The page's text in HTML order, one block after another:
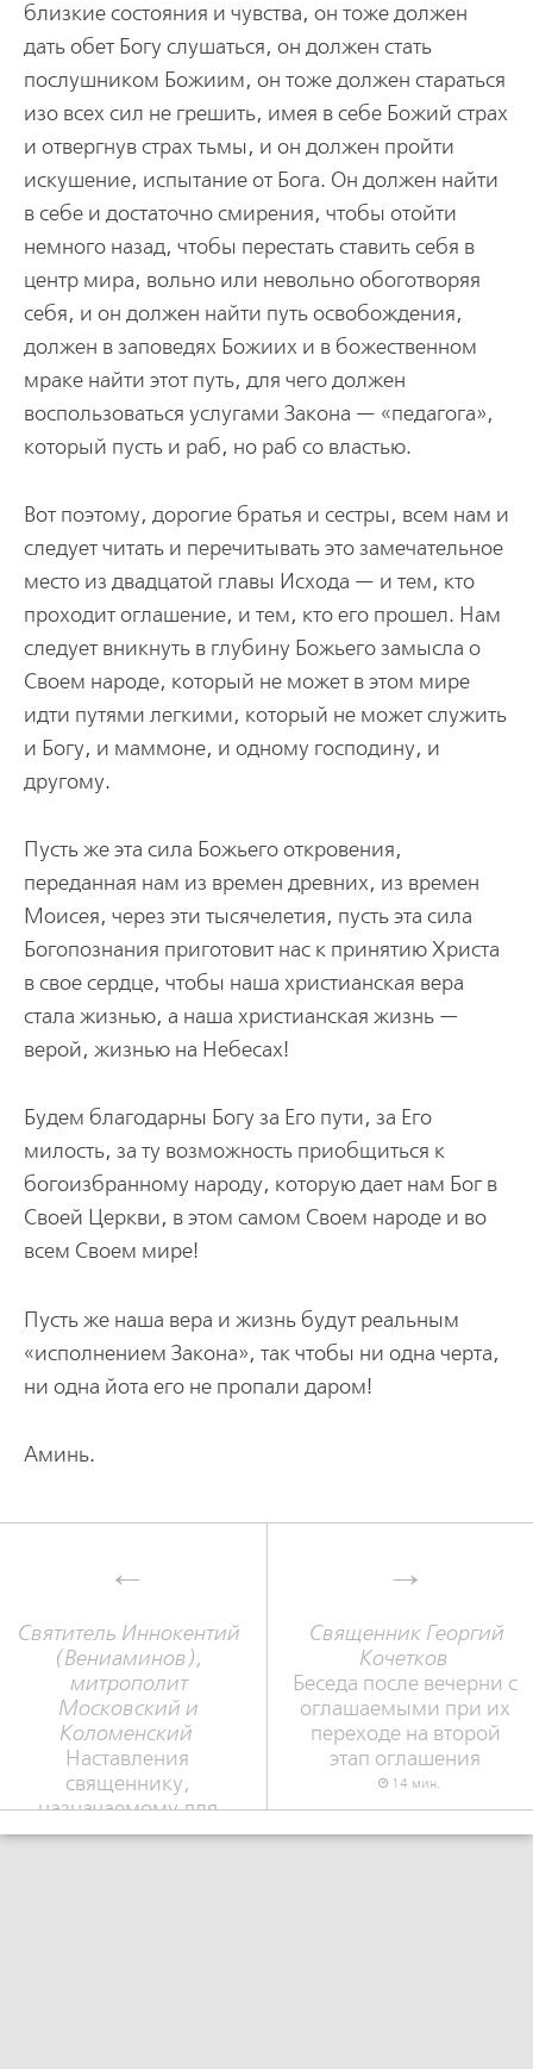
близкие состояния и чувства, он тоже должен
дать обет Богу слушаться, он должен стать
послушником Божиим, он тоже должен стараться
изо всех сил не грешить, имея в себе Божий страх
и отвергнув страх тьмы, и он должен пройти
искушение, испытание от Бога. Он должен найти
в себе и достаточно смирения, чтобы отойти
немного назад, чтобы перестать ставить себя в
центр мира, вольно или невольно обоготворяя
себя, и он должен найти путь освобождения,
должен в заповедях Божиих и в божественном
мраке найти этот путь, для чего должен
воспользоваться услугами Закона — «педагога»,
который пусть и раб, но раб со властью.
Вот поэтому, дорогие братья и сестры, всем нам и
следует читать и перечитывать это замечательное
место из двадцатой главы Исхода — и тем, кто
проходит оглашение, и тем, кто его прошел. Нам
следует вникнуть в глубину Божьего замысла о
Своем народе, который не может в этом мире
идти путями легкими, который не может служить
и Богу, и маммоне, и одному господину, и
другому.
Пусть же эта сила Божьего откровения,
переданная нам из времен древних, из времен
Моисея, через эти тысячелетия, пусть эта сила
Богопознания приготовит нас к принятию Христа
в свое сердце, чтобы наша христианская вера
стала жизнью, а наша христианская жизнь —
верой, жизнью на Небесах!
Будем благодарны Богу за Его пути, за Его
милость, за ту возможность приобщиться к
богоизбранному народу, которую дает нам Бог в
Своей Церкви, в этом самом Своем народе и во
всем Своем мире!
Пусть же наша вера и жизнь будут реальным
«исполнением Закона», так чтобы ни одна черта,
ни одна йота его не пропали даром!
Аминь.
Святитель Иннокентий
(Вениаминов),
митрополит
Московский и
Коломенский
Наставления
священнику,
назначаемому для
обращения иноверных
Священник Георгий
Кочетков
Беседа после вечерни с
оглашаемыми при их
переходе на второй
этап оглашения
14 мин.